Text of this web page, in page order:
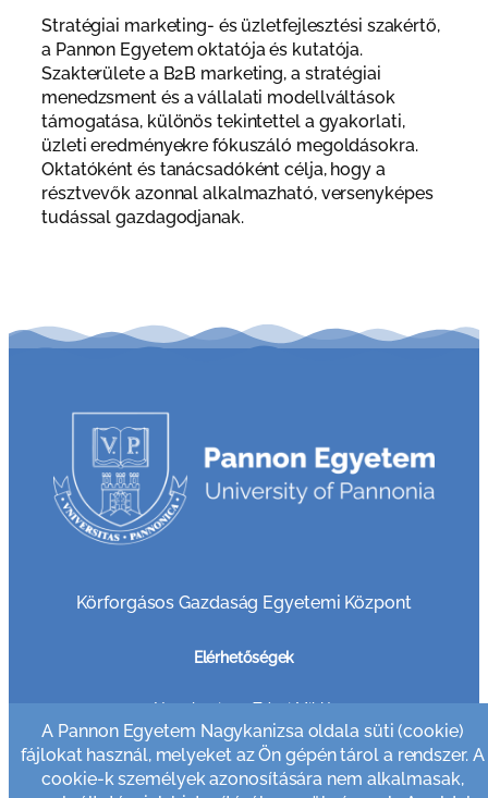
Stratégiai marketing- és üzletfejlesztési szakértő,
a Pannon Egyetem oktatója és kutatója.
Szakterülete a B2B marketing, a stratégiai
menedzsment és a vállalati modellváltások
támogatása, különös tekintettel a gyakorlati,
üzleti eredményekre fókuszáló megoldásokra.
Oktatóként és tanácsadóként célja, hogy a
résztvevők azonnal alkalmazható, versenyképes
tudással gazdagodjanak.
Körforgásos Gazdaság Egyetemi Központ
Elérhetőségek
8800 Nagykanizsa, Zrínyi Miklós u. 18
Telefon: +36 30 749 7865 (Tanulmány)
Telefon: +36 30 635 0819 (Titkárság)
Felvételi információk: +36 30 958 3006
Email cím: pr@pen.uni-pannon.hu
A Pannon Egyetem Nagykanizsa oldala süti (cookie)
fájlokat használ, melyeket az Ön gépén tárol a rendszer. A
cookie-k személyek azonosítására nem alkalmasak,